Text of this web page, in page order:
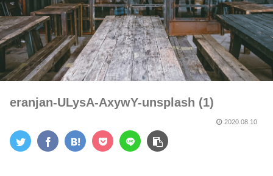
eranjan-ULysA-AxywY-unsplash (1)
2020.08.10